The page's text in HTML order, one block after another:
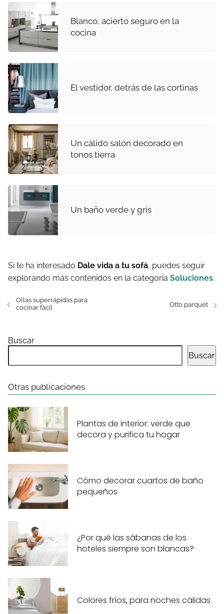
Blanco, acierto seguro en la
cocina
El vestidor, detrás de las cortinas
Un cálido salón decorado en
tonos tierra
Un baño verde y gris
Si te ha interesado Dale vida a tu sofá, puedes seguir
explorando más contenidos en la categoría Soluciones.
Ollas superrápidas para
cocinar fácil
Otto parquet
Buscar
Buscar
Otras publicaciones
Plantas de interior: verde que
decora y purifica tu hogar
Cómo decorar cuartos de baño
pequeños
¿Por qué las sábanas de los
hoteles siempre son blancas?
Colores fríos, para noches cálidas